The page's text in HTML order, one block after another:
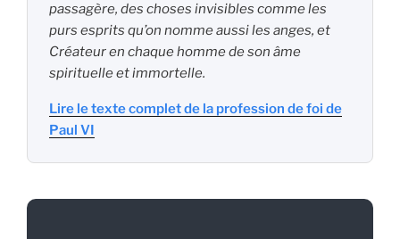
passagère, des choses invisibles comme les
purs esprits qu’on nomme aussi les anges, et
Créateur en chaque homme de son âme
spirituelle et immortelle.
Lire le texte complet de la profession de foi de
Paul VI